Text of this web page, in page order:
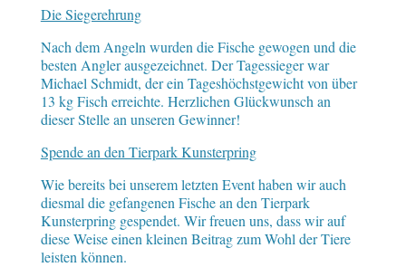
Die Siegerehrung
Nach dem Angeln wurden die Fische gewogen und die
besten Angler ausgezeichnet. Der Tagessieger war
Michael Schmidt, der ein Tageshöchstgewicht von über
13 kg Fisch erreichte. Herzlichen Glückwunsch an
dieser Stelle an unseren Gewinner!
Spende an den Tierpark Kunsterpring
Wie bereits bei unserem letzten Event haben wir auch
diesmal die gefangenen Fische an den Tierpark
Kunsterpring gespendet. Wir freuen uns, dass wir auf
diese Weise einen kleinen Beitrag zum Wohl der Tiere
leisten können.